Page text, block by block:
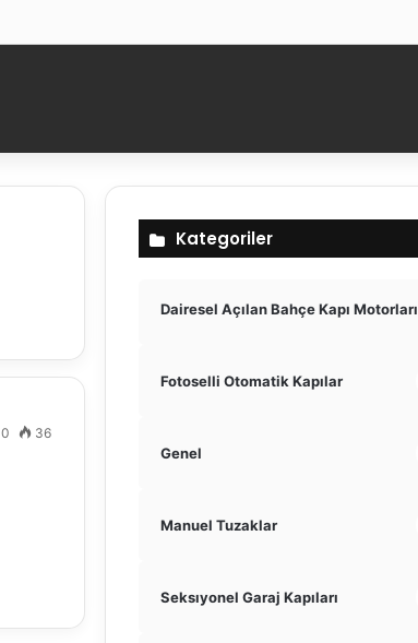
0 36
Kategoriler
Dairesel Açılan Bahçe Kapı Motorları
Fotoselli Otomatik Kapılar
Genel
Manuel Tuzaklar
Seksıyonel Garaj Kapıları